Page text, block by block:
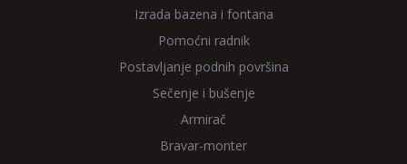
Izrada bazena i fontana
Pomoćni radnik
Postavljanje podnih površina
Sečenje i bušenje
Armirač
Bravar-monter